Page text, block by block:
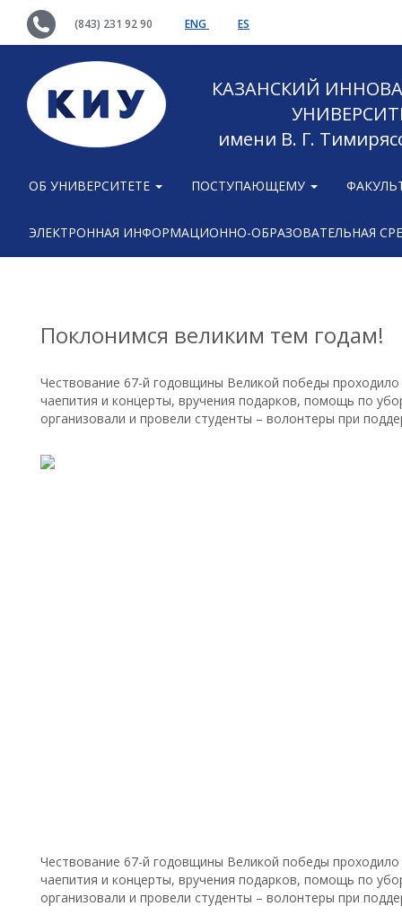
(843) 231 92 90 ENG ES
КАЗАНСКИЙ
имени В. Г.
ОБ УНИВЕРСИТЕТЕ ПОСТУПАЮЩЕМУ
ЭЛЕКТРОННАЯ ИНФОРМАЦИОННО-ОБРАЗОВАТЕЛЬНАЯ
Поклонимся великим тем годам!
Чествование 67-й годовщины Великой победы
чаепития и концерты, вручения подарков, помощь по
организовали и провели студенты – волонтеры при
Чествование 67-й годовщины Великой победы
чаепития и концерты, вручения подарков, помощь по
организовали и провели студенты – волонтеры при